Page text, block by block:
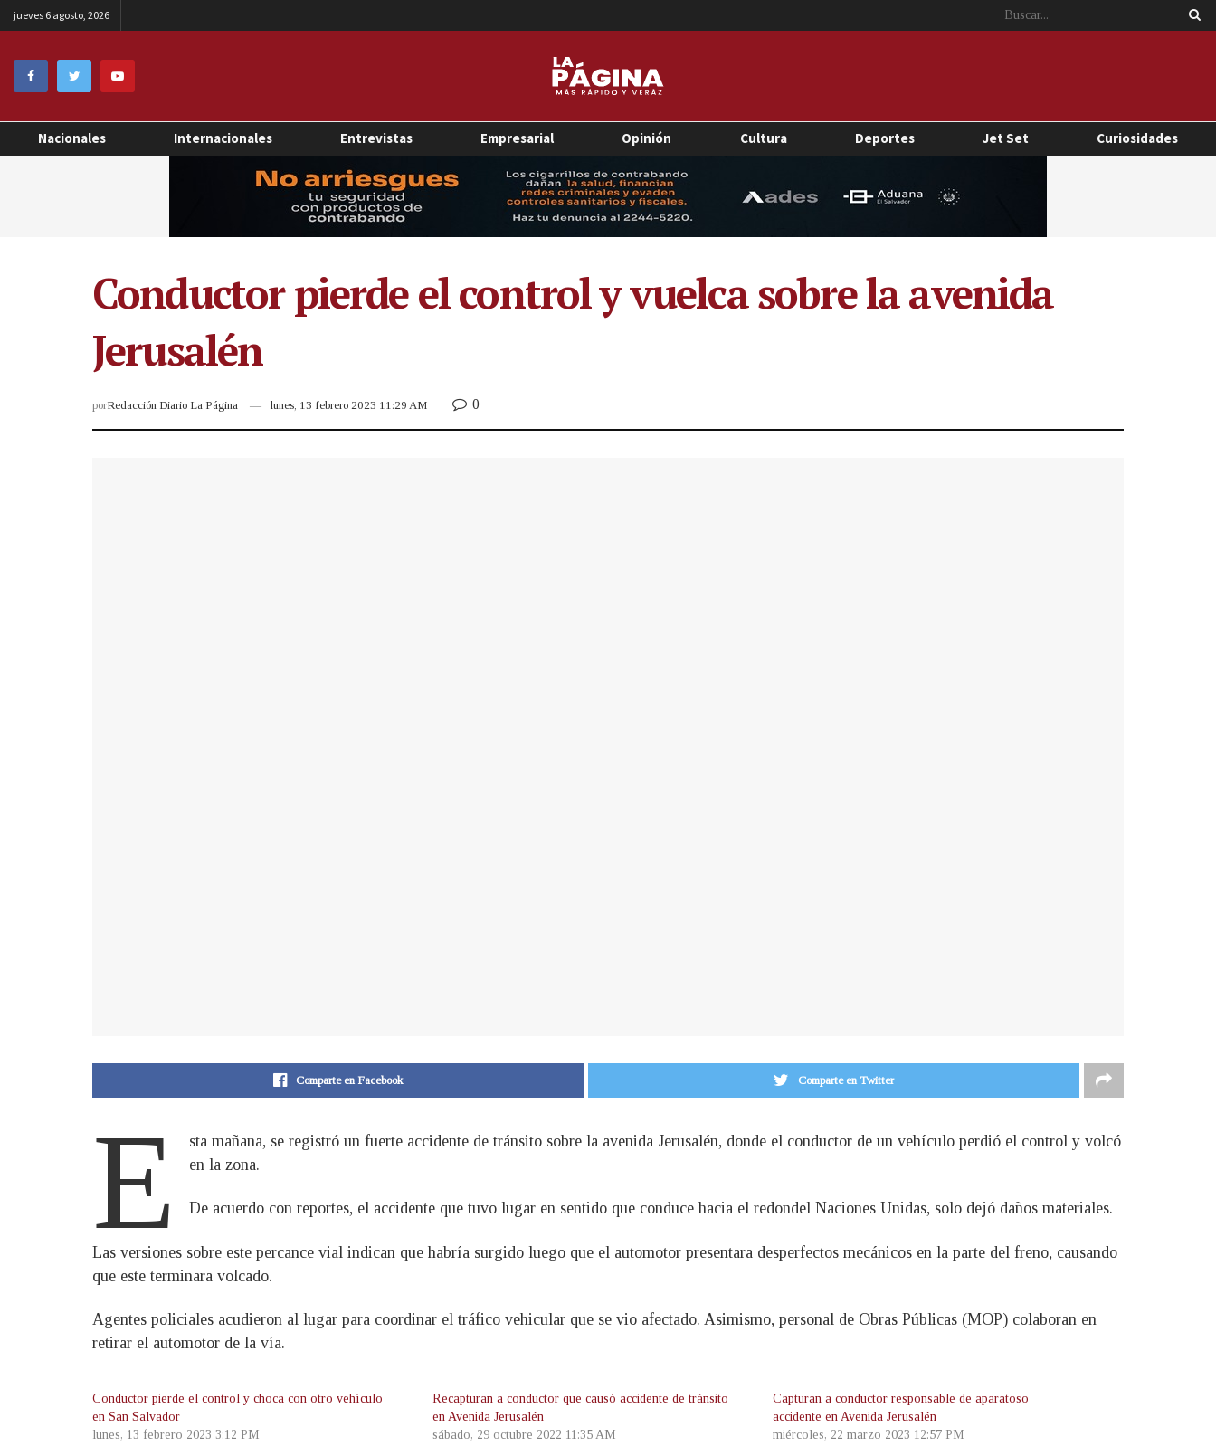
jueves 6 agosto, 2026
Nacionales Internacionales Entrevistas Empresarial Opinión Cultura Deportes Jet Set Curiosidades
Conductor pierde el control y vuelca sobre la avenida
Jerusalén
porRedacción Diario La Página lunes, 13 febrero 2023 11:29 AM 0
Comparte en Facebook Comparte en Twitter
E
sta mañana, se registró un fuerte accidente de tránsito sobre la avenida Jerusalén, donde el conductor de un vehículo perdió el control y volcó
en la zona.
De acuerdo con reportes, el accidente que tuvo lugar en sentido que conduce hacia el redondel Naciones Unidas, solo dejó daños materiales.
Las versiones sobre este percance vial indican que habría surgido luego que el automotor presentara desperfectos mecánicos en la parte del freno, causando
que este terminara volcado.
Agentes policiales acudieron al lugar para coordinar el tráfico vehicular que se vio afectado. Asimismo, personal de Obras Públicas (MOP) colaboran en
retirar el automotor de la vía.
Conductor pierde el control y choca con otro vehículo
en San Salvador
lunes, 13 febrero 2023 3:12 PM
Recapturan a conductor que causó accidente de tránsito
en Avenida Jerusalén
sábado, 29 octubre 2022 11:35 AM
Capturan a conductor responsable de aparatoso
accidente en Avenida Jerusalén
miércoles, 22 marzo 2023 12:57 PM